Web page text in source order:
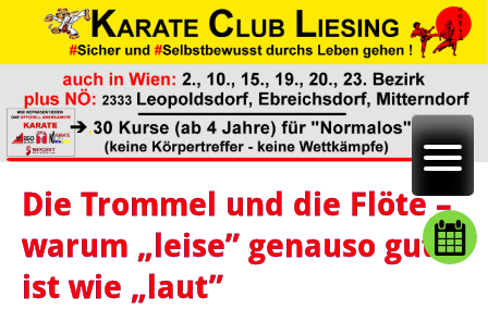
Die Trommel und die Flöte –
warum „leise” genauso gut
ist wie „laut”